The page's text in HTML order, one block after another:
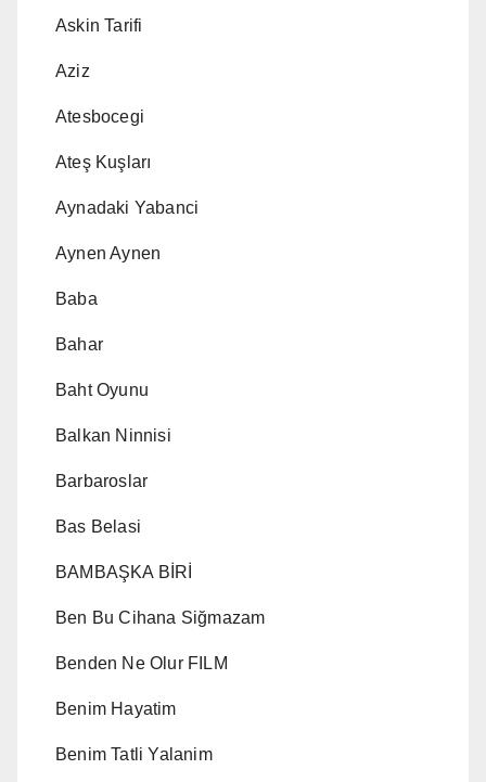
Askin Tarifi
Aziz
Atesbocegi
Ateş Kuşları
Aynadaki Yabanci
Aynen Aynen
Baba
Bahar
Baht Oyunu
Balkan Ninnisi
Barbaroslar
Bas Belasi
BAMBAŞKA BİRİ
Ben Bu Cihana Siğmazam
Benden Ne Olur FILM
Benim Hayatim
Benim Tatli Yalanim